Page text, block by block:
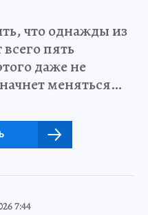
что однажды из
пять
даже не
меняться…
7:44